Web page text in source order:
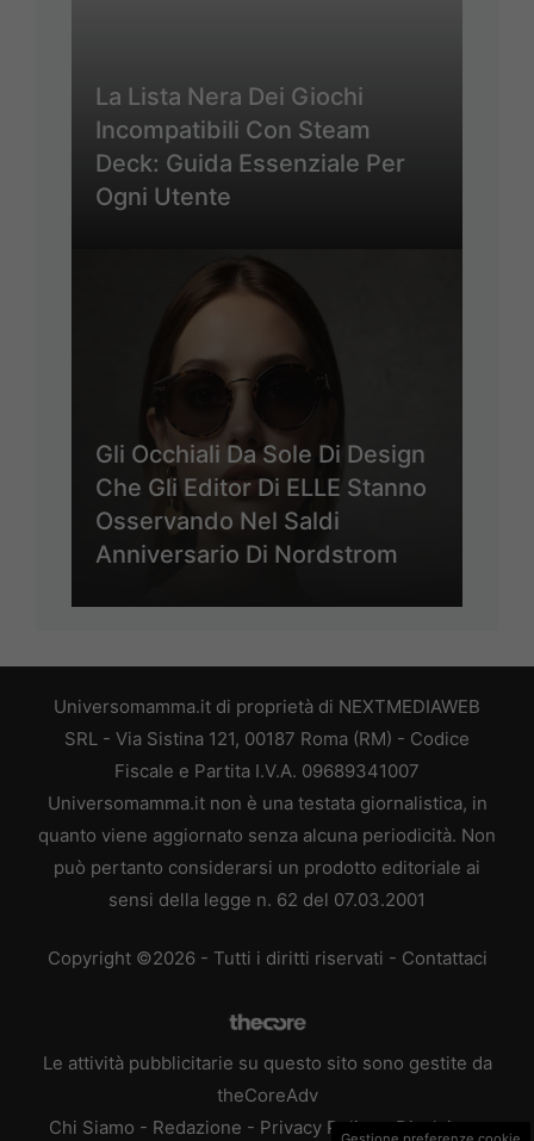
La Lista Nera Dei Giochi
Incompatibili Con Steam
Deck: Guida Essenziale Per
Ogni Utente
Gli Occhiali Da Sole Di Design
Che Gli Editor Di ELLE Stanno
Osservando Nel Saldi
Anniversario Di Nordstrom
Universomamma.it di proprietà di NEXTMEDIAWEB
SRL - Via Sistina 121, 00187 Roma (RM) - Codice
Fiscale e Partita I.V.A. 09689341007
Universomamma.it non è una testata giornalistica, in
quanto viene aggiornato senza alcuna periodicità. Non
può pertanto considerarsi un prodotto editoriale ai
sensi della legge n. 62 del 07.03.2001
Copyright ©2026 - Tutti i diritti riservati - Contattaci
Le attività pubblicitarie su questo sito sono gestite da
theCoreAdv
Chi Siamo - Redazione - Privacy Policy Disclaimer